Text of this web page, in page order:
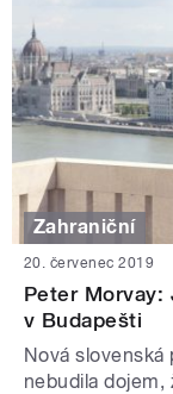
Zahraniční
20. červenec 2019
Peter Morvay:
v Budapešti
Nová slovenská
nebudila